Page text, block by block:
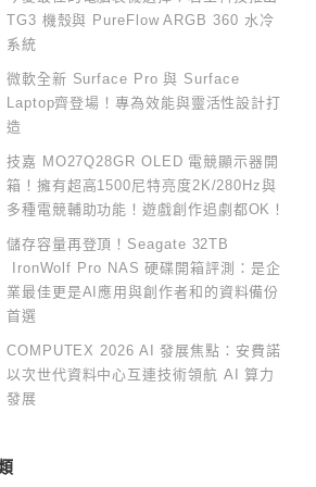
TG3 機殼與 PureFlow ARGB 360 水冷
系統
微軟全新 Surface Pro 與 Surface
Laptop齊登場！專為效能與靈活性設計打
造
技嘉 MO27Q28GR OLED 電競顯示器開
箱！擁有超高1500尼特亮度2K/280Hz與
多種電競輔助功能！遊戲創作追劇都OK！
儲存容量再登頂！Seagate 32TB
IronWolf Pro NAS 硬碟開箱評測：是企
業最佳更是AI應用與創作者和的資料備份
首選
COMPUTEX 2026 AI 發展焦點：安費諾
以次世代資料中心互連技術領航 AI 算力
發展